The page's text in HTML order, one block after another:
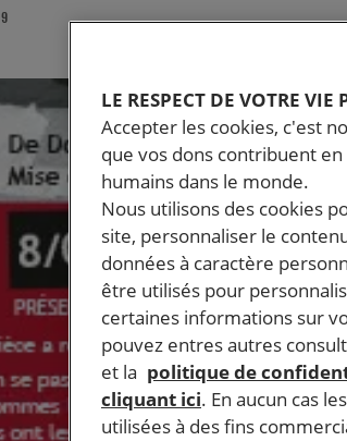
LE RESPECT DE VOTRE VIE
Accepter les cookies, c'est
que vos dons contribuent
humains dans le monde.
Nous utilisons des cookies
site, personnaliser le
données à caractère
être utilisés pour
certaines informations sur
pouvez entres autres
et la politique de
cliquant ici. En aucun cas
utilisées à des fins